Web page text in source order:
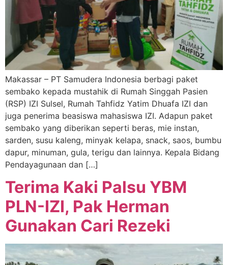
Makassar – PT Samudera Indonesia berbagi paket
sembako kepada mustahik di Rumah Singgah Pasien
(RSP) IZI Sulsel, Rumah Tahfidz Yatim Dhuafa IZI dan
juga penerima beasiswa mahasiswa IZI. Adapun paket
sembako yang diberikan seperti beras, mie instan,
sarden, susu kaleng, minyak kelapa, snack, saos, bumbu
dapur, minuman, gula, terigu dan lainnya. Kepala Bidang
Pendayagunaan dan […]
Terima Kaki Palsu YBM
PLN-IZI, Pak Herman
Gunakan Cari Rezeki